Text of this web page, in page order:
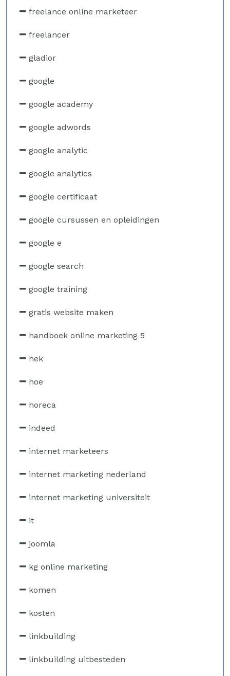
freelance online marketeer
freelancer
gladior
google
google academy
google adwords
google analytic
google analytics
google certificaat
google cursussen en opleidingen
google e
google search
google training
gratis website maken
handboek online marketing 5
hek
hoe
horeca
indeed
internet marketeers
internet marketing nederland
internet marketing universiteit
it
joomla
kg online marketing
komen
kosten
linkbuilding
linkbuilding uitbesteden